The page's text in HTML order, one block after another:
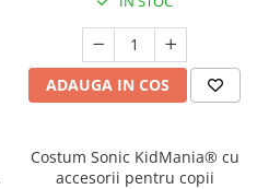
ADAUGA IN COS
Costum Sonic KidMania® cu
accesorii pentru copii